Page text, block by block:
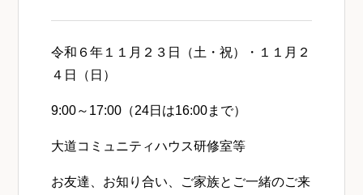
令和６年１１月２３日（土・祝）・１１月２
４日（日）
9:00～17:00（24日は16:00まで）
大道コミュニティハウス研修室等
お友達、お知り合い、ご家族とご一緒のご来